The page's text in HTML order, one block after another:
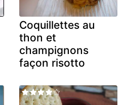
Coquillettes au
thon et
champignons
façon risotto